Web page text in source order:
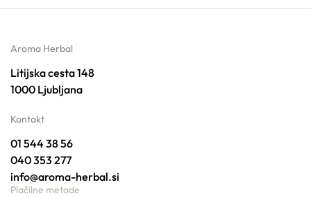
Aroma Herbal
Litijska cesta 148
1000 Ljubljana
Kontakt
01 544 38 56
040 353 277
info@aroma-herbal.si
Plačilne metode